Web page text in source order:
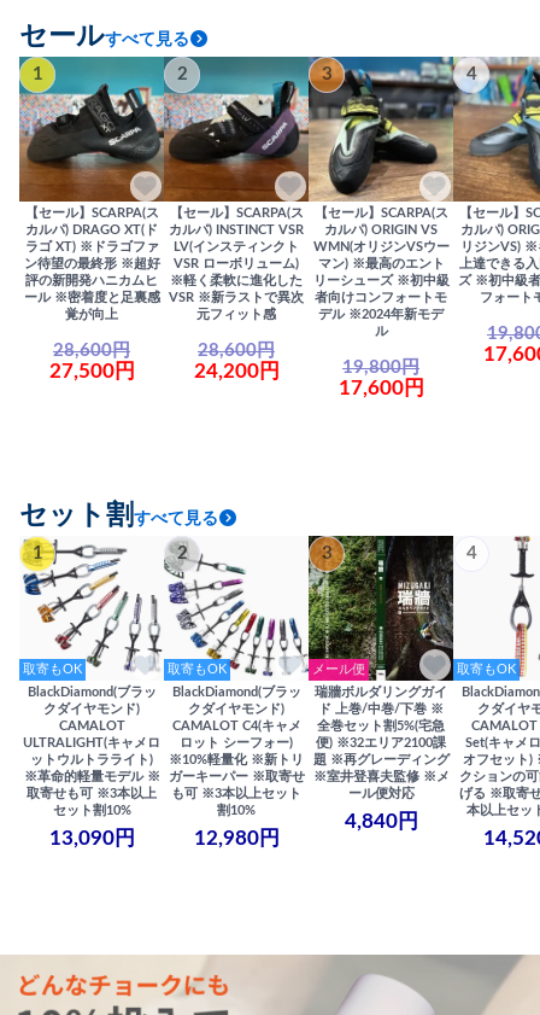
セールすべて見る
1
【セール】SCARPA(ス
カルパ) DRAGO XT(ド
ラゴ XT) ※ドラゴファ
ン待望の最終形 ※超好
評の新開発ハニカムヒ
ール ※密着度と足裏感
覚が向上
28,600円
27,500円
2
【セール】SCARPA(ス
カルパ) INSTINCT VSR
LV(インスティンクト
VSR ローボリューム)
※軽く柔軟に進化した
VSR ※新ラストで異次
元フィット感
28,600円
24,200円
3
【セール】SCARPA(ス
カルパ) ORIGIN VS
WMN(オリジンVSウー
マン) ※最高のエント
リーシューズ ※初中級
者向けコンフォートモ
デル ※2024年新モデ
ル
19,800円
17,600円
4
【セール】
カルパ)
リジンVS) ※
上達できる
ズ ※初中級
フォート
セット割 すべて見る
1
取寄もOK
BlackDiamond(ブラッ
クダイヤモンド)
CAMALOT
ULTRALIGHT(キャメロ
ットウルトラライト)
※革命的軽量モデル ※
取寄せも可 ※3本以上
セット割10%
13,090円
2
取寄もOK
BlackDiamond(ブラッ
クダイヤモンド)
CAMALOT C4(キャメ
ロット シーフォー)
※10%軽量化 ※新トリ
ガーキーパー ※取寄せ
も可 ※3本以上セット
割10%
12,980円
3
メール便
瑞牆ボルダリングガイ
ド 上巻/中巻/下巻 ※
全巻セット割5%(宅急
便) ※32エリア2100課
題 ※再グレーディング
※室井登喜夫監修 ※メ
ール便対応
4,840円
4
取寄もOK
クダイヤ
Set(キャメ
オフセット)
クションの
げる ※取寄
本以上セッ